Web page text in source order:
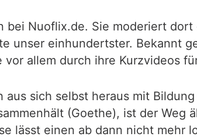
bei Nuoflix.de. Sie moderiert
unser einhundertster. Bekannt
allem durch ihre Kurzvideos
sich selbst heraus mit
(Goethe), ist der
lässt einen ab dann nicht mehr